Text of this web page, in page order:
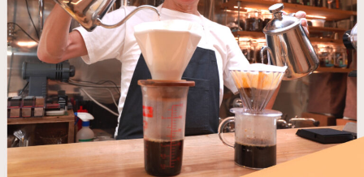
KEYWORD
イルミネーション
お菓子 三鷹
八王子
西八王子
レポート 特集
特集分割版
中央線〇〇散歩
イタリアン 国立
武蔵小金井
東小金井
和菓子 スイーツ チョコレート
写真
ポートレート
中野サンプラザ
中野ブロードウェイ
中野
サブカル 歴史 アニメ
杉並区
武蔵野市
ゴミ処理場 体験
ワークショップ
バレンタイン
立川 サポート記事
カフェ散歩